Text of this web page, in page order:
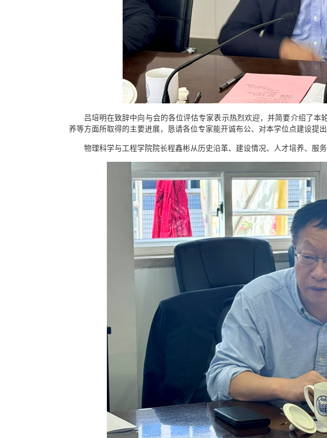
吕培明在致辞中向与会的各位评估专家表示热烈欢迎，并简要介绍了
养等方面所取得的主要进展，恳请各位专家能开诚布公、对本学位点建设提
物理科学与工程学院院长程鑫彬从历史沿革、建设情况、人才培养、服